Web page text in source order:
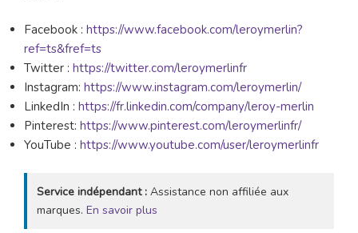
Facebook : https://www.facebook.com/leroymerlin?
ref=ts&fref=ts
Twitter : https://twitter.com/leroymerlinfr
Instagram: https://www.instagram.com/leroymerlin/
LinkedIn : https://fr.linkedin.com/company/leroy-merlin
Pinterest: https://www.pinterest.com/leroymerlinfr/
YouTube : https://www.youtube.com/user/leroymerlinfr
Service indépendant : Assistance non affiliée aux
marques. En savoir plus